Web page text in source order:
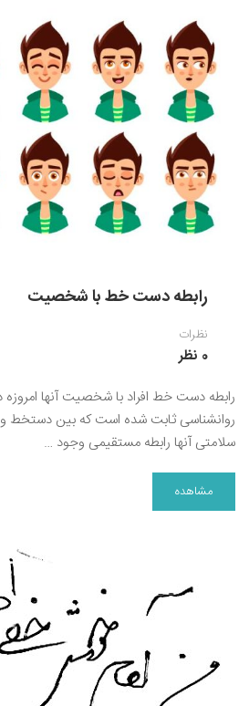
رابطه دست خط با شخصیت
نظرات
0 نظر
رابطه دست خط افراد با شخصیت آنها
روانشناسی ثابت شده است که بین دستخط
سلامتی آنها رابطه مستقیمی وجود …
مشاهده